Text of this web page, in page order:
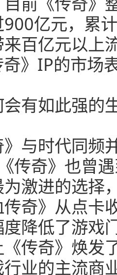
亿元，累
百亿元以上
》IP的市场
会有如此强
与时代同频
传奇》也曾
激进的选择
奇》从点卡
降低了游戏
传奇》焕发
业的主流商